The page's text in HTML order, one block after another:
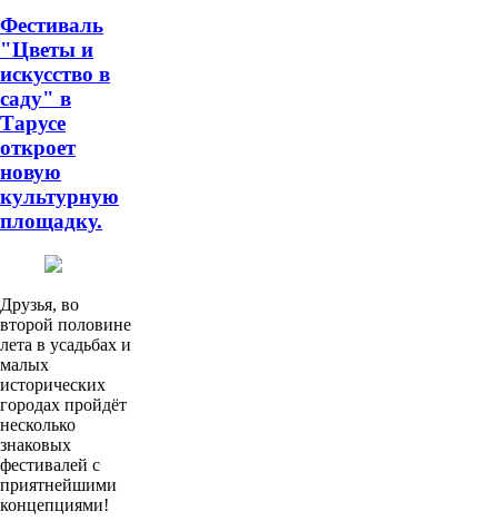
Фестиваль
"Цветы и
искусство в
саду" в
Тарусе
откроет
новую
культурную
площадку.
Друзья, во
второй половине
лета в усадьбах и
малых
исторических
городах пройдёт
несколько
знаковых
фестивалей с
приятнейшими
концепциями!